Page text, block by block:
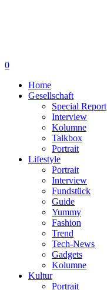
0
Home
Gesellschaft
Special Report
Interview
Kolumne
Talkbox
Portrait
Lifestyle
Portrait
Interview
Fundstück
Guide
Yummy
Fashion
Trend
Tech-News
Gadgets
Kolumne
Kultur
Portrait